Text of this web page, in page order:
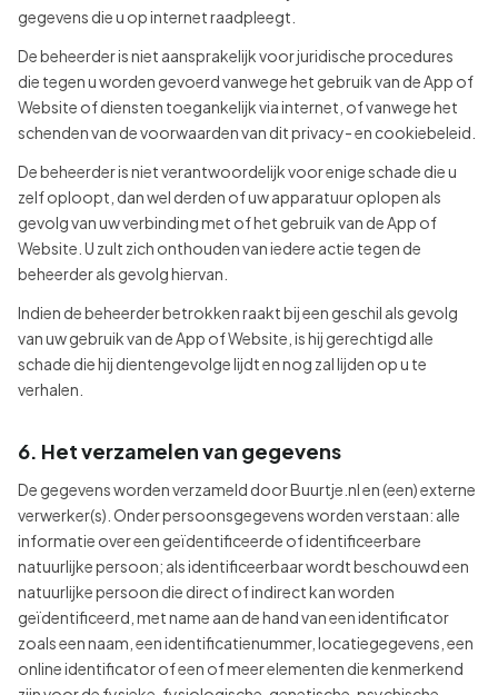
gegevens die u op internet raadpleegt.
De beheerder is niet aansprakelijk voor juridische procedures
die tegen u worden gevoerd vanwege het gebruik van de App of
Website of diensten toegankelijk via internet, of vanwege het
schenden van de voorwaarden van dit privacy- en cookiebeleid.
De beheerder is niet verantwoordelijk voor enige schade die u
zelf oploopt, dan wel derden of uw apparatuur oplopen als
gevolg van uw verbinding met of het gebruik van de App of
Website. U zult zich onthouden van iedere actie tegen de
beheerder als gevolg hiervan.
Indien de beheerder betrokken raakt bij een geschil als gevolg
van uw gebruik van de App of Website, is hij gerechtigd alle
schade die hij dientengevolge lijdt en nog zal lijden op u te
verhalen.
6. Het verzamelen van gegevens
De gegevens worden verzameld door Buurtje.nl en (een) externe
verwerker(s). Onder persoonsgegevens worden verstaan: alle
informatie over een geïdentificeerde of identificeerbare
natuurlijke persoon; als identificeerbaar wordt beschouwd een
natuurlijke persoon die direct of indirect kan worden
geïdentificeerd, met name aan de hand van een identificator
zoals een naam, een identificatienummer, locatiegegevens, een
online identificator of een of meer elementen die kenmerkend